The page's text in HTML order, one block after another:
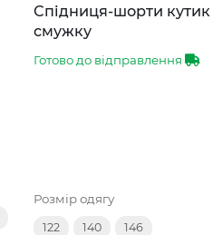
Спідниця-шорти кутик
смужку
Готово до відправлення
Розмір одягу
122 140 146